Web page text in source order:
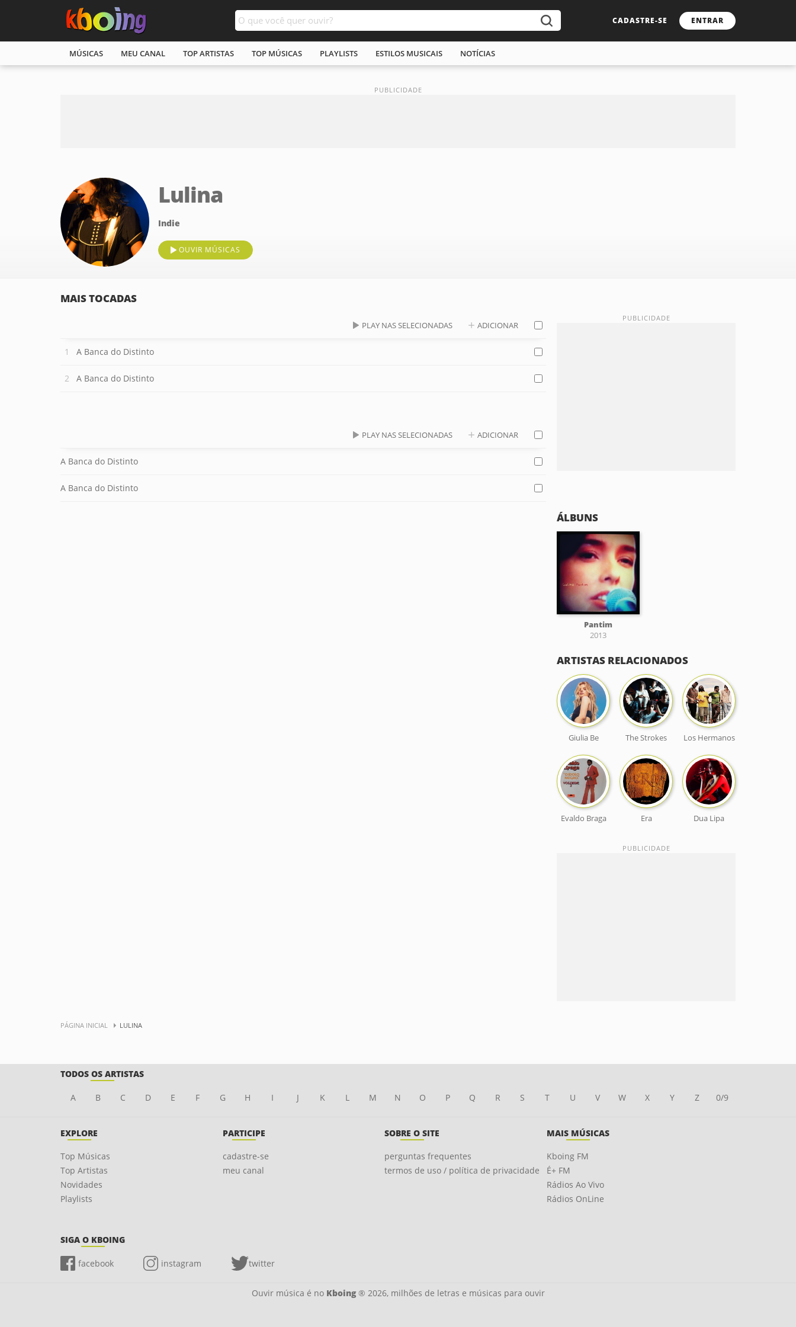
CADASTRE-SE ENTRAR
MÚSICAS MEU CANAL TOP ARTISTAS TOP MÚSICAS PLAYLISTS ESTILOS MUSICAIS NOTÍCIAS
Lulina
Indie
OUVIR MÚSICAS
MAIS TOCADAS
PLAY NAS SELECIONADAS ADICIONAR
A Banca do Distinto
A Banca do Distinto
PLAY NAS SELECIONADAS ADICIONAR
A Banca do Distinto
A Banca do Distinto
ÁLBUNS
Pantim
2013
ARTISTAS RELACIONADOS
Giulia Be The Strokes Los Hermanos
Evaldo Braga Era Dua Lipa
PÁGINA INICIAL LULINA
TODOS OS ARTISTAS
A B C D E F G H I J K L M N O P Q R S T U V W X Y Z 0/9
EXPLORE
Top Músicas
Top Artistas
Novidades
Playlists
PARTICIPE
cadastre-se
meu canal
SOBRE O SITE
perguntas frequentes
termos de uso / política de privacidade
MAIS MÚSICAS
Kboing FM
É+ FM
Rádios Ao Vivo
Rádios OnLine
SIGA O KBOING
facebook instagram twitter
Ouvir música é no Kboing® 2026, milhões de letras e músicas para ouvir